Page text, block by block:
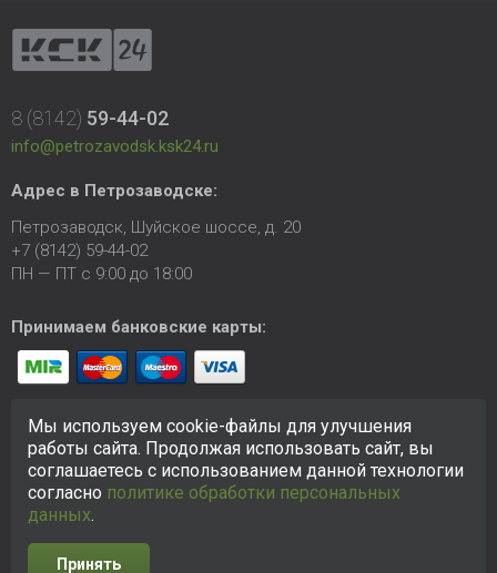
8 (8142) 59-44-02
info@petrozavodsk.ksk24.ru
Адрес в Петрозаводске:
Петрозаводск, Шуйское шоссе, д. 20
+7 (8142) 59-44-02
ПН — ПТ с 9:00 до 18:00
Принимаем банковские карты:
© 2005-2026 ООО «КСК». Сайтhttps://petrozavodsk.ksk24.ru
создан исключительно в информационных целях и любая
информация на сайте не является публичной офертой.
Политика в отношении персональных данных
Мы используем cookie-файлы для улучшения
работы сайта. Продолжая использовать сайт, вы
соглашаетесь с использованием данной технологии
согласно политике обработки персональных
данных.
Принять